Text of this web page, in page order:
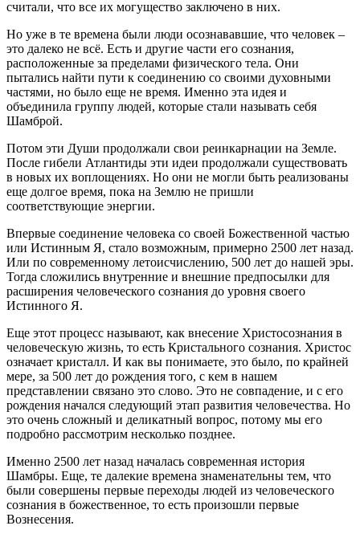
считали, что все их могущество заключено в них.
Но уже в те времена были люди осознававшие, что человек –
это далеко не всё. Есть и другие части его сознания,
расположенные за пределами физического тела. Они
пытались найти пути к соединению со своими духовными
частями, но было еще не время. Именно эта идея и
объединила группу людей, которые стали называть себя
Шамброй.
Потом эти Души продолжали свои реинкарнации на Земле.
После гибели Атлантиды эти идеи продолжали существовать
в новых их воплощениях. Но они не могли быть реализованы
еще долгое время, пока на Землю не пришли
соответствующие энергии.
Впервые соединение человека со своей Божественной частью
или Истинным Я, стало возможным, примерно 2500 лет назад.
Или по современному летоисчислению, 500 лет до нашей эры.
Тогда сложились внутренние и внешние предпосылки для
расширения человеческого сознания до уровня своего
Истинного Я.
Еще этот процесс называют, как внесение Христосознания в
человеческую жизнь, то есть Кристального сознания. Христос
означает кристалл. И как вы понимаете, это было, по крайней
мере, за 500 лет до рождения того, с кем в нашем
представлении связано это слово. Это не совпадение, и с его
рождения начался следующий этап развития человечества. Но
это очень сложный и деликатный вопрос, потому мы его
подробно рассмотрим несколько позднее.
Именно 2500 лет назад началась современная история
Шамбры. Еще, те далекие времена знаменательны тем, что
были совершены первые переходы людей из человеческого
сознания в божественное, то есть произошли первые
Вознесения.